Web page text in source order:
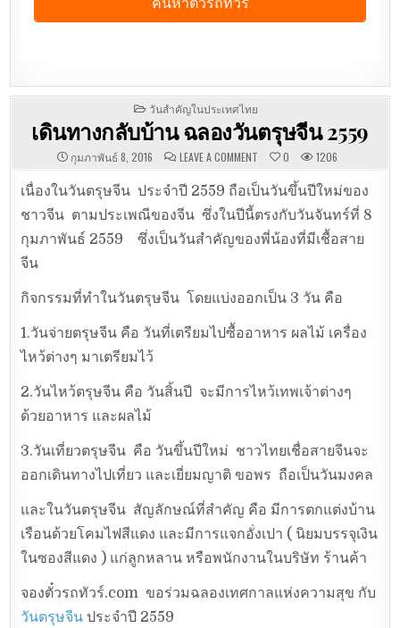
POSTED
IN
วันสำคัญในประเทศไทย
เดินทางกลับบ้าน ฉลองวันตรุษจีน 2559
กุมภาพันธ์ 8, 2016 LEAVE A COMMENT
เดิน
กลับ
บ้าน
ฉลอง
วัน
ตรุษ
จีน
0 1206
เนื่องในวันตรุษจีน ประจำปี 2559 ถือเป็นวันขึ้นปีใหม่ของ
ชาวจีน ตามประเพณีของจีน ซึ่งในปีนี้ตรงกับวันจันทร์ที่ 8
กุมภาพันธ์ 2559 ซึ่งเป็นวันสำคัญของพี่น้องที่มีเชื้อสาย
จีน
กิจกรรมที่ทำในวันตรุษจีน โดยแบ่งออกเป็น 3 วัน คือ
1.วันจ่ายตรุษจีน คือ วันที่เตรียมไปซื้ออาหาร ผลไม้ เครื่อง
ไหว้ต่างๆ มาเตรียมไว้
2.วันไหว้ตรุษจีน คือ วันสิ้นปี จะมีการไหว้เทพเจ้าต่างๆ
ด้วยอาหาร และผลไม้
3.วันเที่ยวตรุษจีน คือ วันขึ้นปีใหม่ ชาวไทยเชื่อสายจีนจะ
ออกเดินทางไปเที่ยว และเยี่ยมญาติ ขอพร ถือเป็นวันมงคล
และในวันตรุษจีน สัญลักษณ์ที่สำคัญ คือ มีการตกแต่งบ้าน
เรือนด้วยโคมไฟสีแดง และมีการแจกอั่งเปา ( นิยมบรรจุเงิน
ในซองสีแดง ) แก่ลูกหลาน หรือพนักงานในบริษัท ร้านค้า
จองตั๋วรถทัวร์.com ขอร่วมฉลองเทศกาลแห่งความสุข กับ
วันตรุษจีน ประจำปี 2559